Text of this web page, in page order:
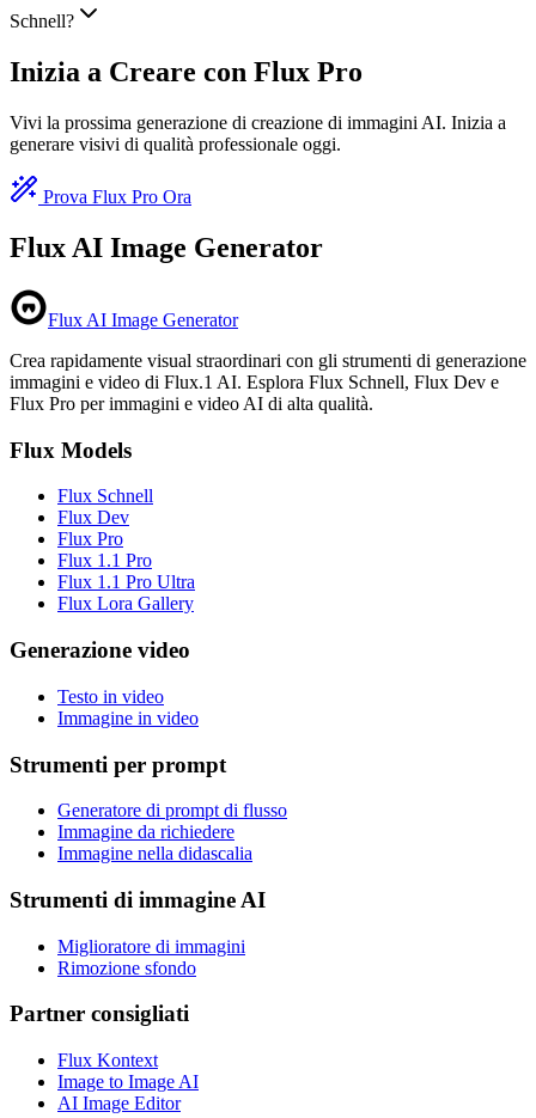
Schnell?
Inizia a Creare con Flux Pro
Vivi la prossima generazione di creazione di immagini AI. Inizia a
generare visivi di qualità professionale oggi.
Prova Flux Pro Ora
Flux AI Image Generator
Flux AI Image Generator
Crea rapidamente visual straordinari con gli strumenti di generazione
immagini e video di Flux.1 AI. Esplora Flux Schnell, Flux Dev e
Flux Pro per immagini e video AI di alta qualità.
Flux Models
Flux Schnell
Flux Dev
Flux Pro
Flux 1.1 Pro
Flux 1.1 Pro Ultra
Flux Lora Gallery
Generazione video
Testo in video
Immagine in video
Strumenti per prompt
Generatore di prompt di flusso
Immagine da richiedere
Immagine nella didascalia
Strumenti di immagine AI
Miglioratore di immagini
Rimozione sfondo
Partner consigliati
Flux Kontext
Image to Image AI
AI Image Editor